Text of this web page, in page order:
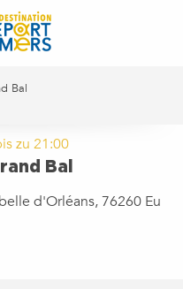
Bal
zu 21:00
Bal
d'Orléans, 76260 Eu